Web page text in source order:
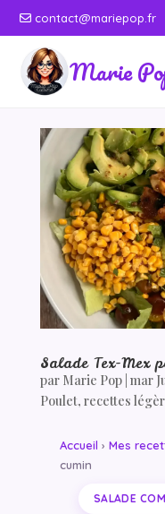
contact@mariepop.fr
Marie
Salade Tex-Mex
par Marie Pop| mar
Poulet, recettes
Accueil › Mes
cumin
SALADE